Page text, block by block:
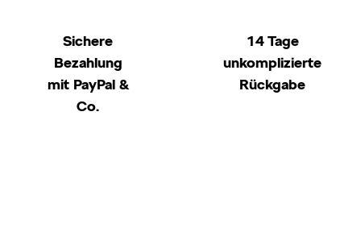
Sichere
Bezahlung
mit PayPal &
Co.
14 Tage
unkomplizierte
Rückgabe